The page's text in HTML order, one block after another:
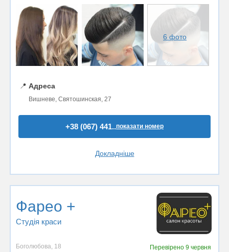
6 фото
📍 Адреса
Вишневе, Святошинская, 27
+38 (067) 441..показати номер
Докладніше
Фарео +
Студія краси
Боголюбова, 18 Перевірено 9 червня